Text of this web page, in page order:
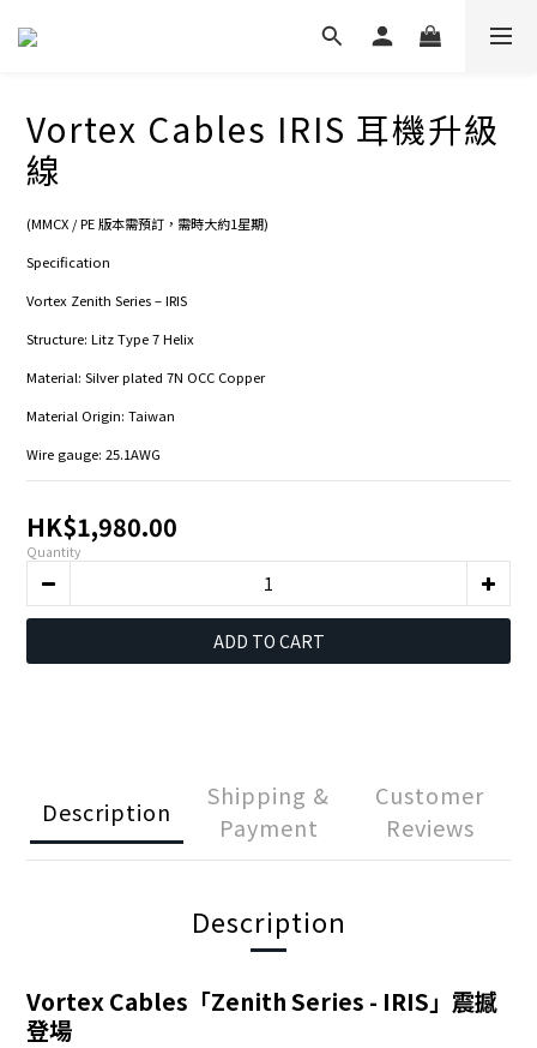
Vortex Cables IRIS 耳機升級
線
(MMCX / PE 版本需預訂，需時大約1星期)
Specification
Vortex Zenith Series – IRIS
Structure: Litz Type 7 Helix
Material: Silver plated 7N OCC Copper
Material Origin: Taiwan
Wire gauge: 25.1AWG
HK$1,980.00
Quantity
ADD TO CART
Description
Shipping &
Payment
Customer
Reviews
Description
Vortex Cables「Zenith Series - IRIS」震撼
登場